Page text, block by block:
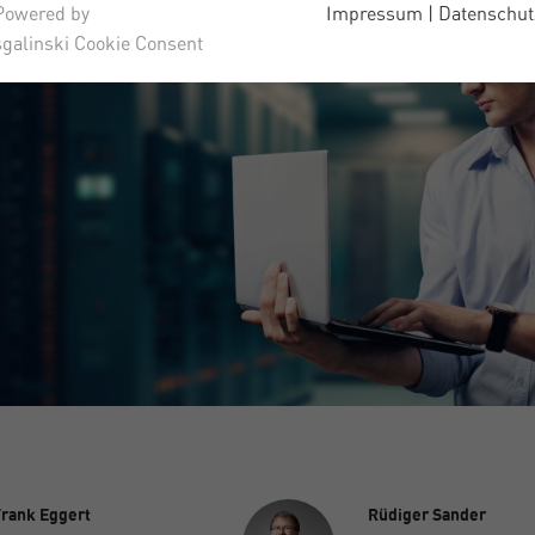
by
Cookie Consent
Impressum |
Eggert
Rüdiger Sander